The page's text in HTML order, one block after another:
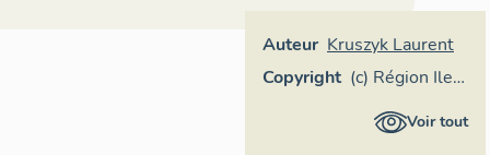
Auteur Kruszyk Laurent
Copyright (c) Région Ile-
de-France -Voir tout